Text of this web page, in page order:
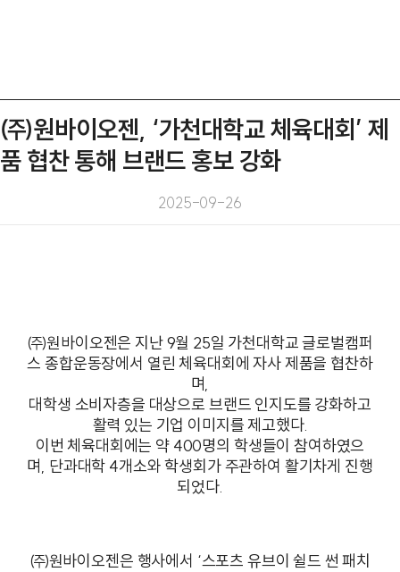
㈜원바이오젠, ‘가천대학교 체육대회’ 제
품 협찬 통해 브랜드 홍보 강화
2025-09-26
㈜원바이오젠은 지난 9월 25일 가천대학교 글로벌캠퍼
스 종합운동장에서 열린 체육대회에 자사 제품을 협찬하
며,
대학생 소비자층을 대상으로 브랜드 인지도를 강화하고
활력 있는 기업 이미지를 제고했다.
이번 체육대회에는 약 400명의 학생들이 참여하였으
며, 단과대학 4개소와 학생회가 주관하여 활기차게 진행
되었다.
㈜원바이오젠은 행사에서 ‘스포츠 유브이 쉴드 썬 패치